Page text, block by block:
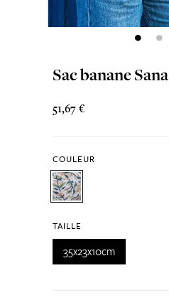
Sac banane Sana
51,67 €
COULEUR
TAILLE
35x23x10cm